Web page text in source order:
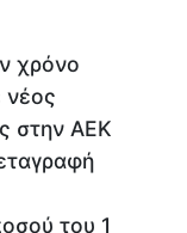
χρόνο
νέος
στην ΑΕΚ
του 1